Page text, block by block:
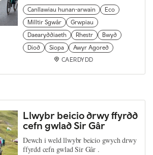
Canllawiau hunan-arwain
Eco
Milltir Sgwâr
Grwpiau
Daearyddiaeth
Rhestr
Bwyd
Diod
Siopa
Awyr Agored
CAERDYDD
Llwybr beicio drwy ffyrdd
cefn gwlad Sir Gâr
Dewch i weld llwybr beicio gwych drwy
ffyrdd cefn gwlad Sir Gâr .